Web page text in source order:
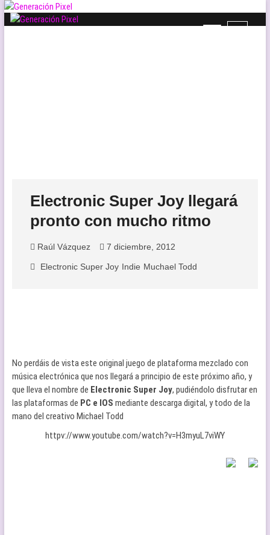
Saltar
B
Electronic Super Joy llegará
pronto con mucho ritmo
Raúl Vázquez 7 diciembre, 2012
Electronic Super Joy Indie Muchael Todd
No perdáis de vista este original juego de plataforma mezclado con
música electrónica que nos llegará a principio de este próximo año, y
que lleva el nombre de Electronic Super Joy, pudiéndolo disfrutar en
las plataformas de PC e IOS mediante descarga digital, y todo de la
mano del creativo Michael Todd
httpv://www.youtube.com/watch?v=H3myuL7viWY